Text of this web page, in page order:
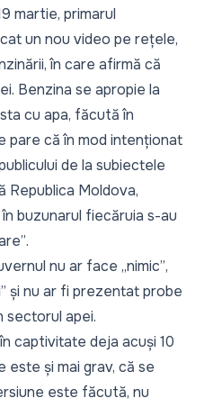
martie, primarul
un nou video pe rețele,
în care afirmă că
Benzina se apropie la
cu apa, făcută în
pare că în mod intenționat
de la subiectele
Moldova,
buzunarul fiecăruia s-au
.
nu ar face „nimic”,
și nu ar fi prezentat probe
sectorul apei.
captivitate deja acuși 10
este și mai grav, că se
este făcută, nu